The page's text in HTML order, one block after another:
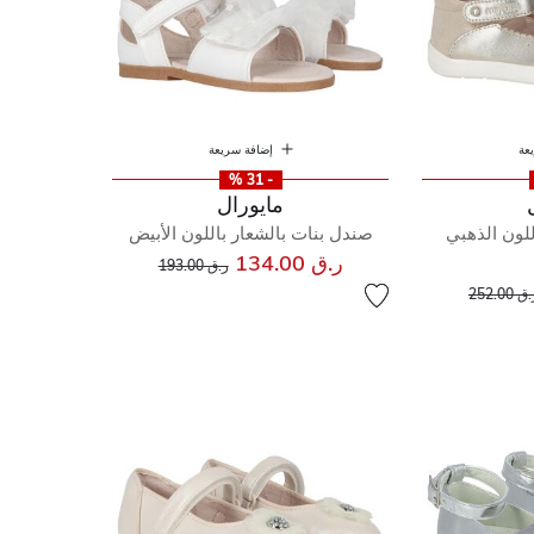
الذهبي
سعر مخفض من
252.00 إلى
إضافة سريعة
- 31 %
مايورال
صندل بنات بالشعار باللون الأبيض
ر.ق 134.00 سعر مخفض من
ر.ق 193.00